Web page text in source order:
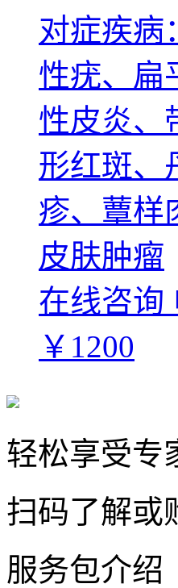
对症疾病
性疣、扁
性皮炎、
形红斑、
疹、蕈样
皮肤肿瘤
在线咨询
￥1200
轻松享受专
扫码了解或
服务包介绍